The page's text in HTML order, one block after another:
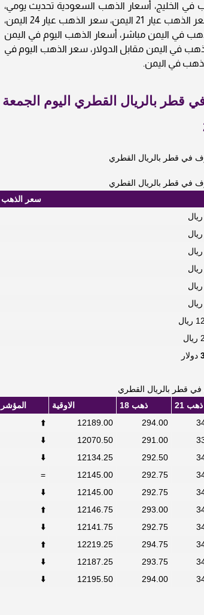
الخليج، أسعار الذهب السعودية تحديث يومي،
أسعار الذهب بالدولار في اليمن، سعر أونصة الذهب في اليمن، سعر الذهب عيار 21 اليمن، سعر الذهب عيار 24 اليمن،
أسعار الذهب في اليمن مباشر، أسعار الذهب اليوم في اليمن
في اليمن مقابل الدولار، سعر الذهب اليوم في
في اليمن.
قطر بالريال القطري اليوم الجمعة
في قطر بالريال القطري
في قطر بالريال القطري
سعر الذهب
دولار
في قطر بالريال القطري
ذهب 21 ذهب 18 الاوقية
المؤشر
294.00
12189.00
⬆️
291.00
12070.50
⬇️
292.50
12134.25
⬇️
292.75
12145.00
=
292.75
12145.00
⬇️
293.00
12146.75
⬆️
292.75
12141.75
⬇️
294.75
12219.25
⬆️
293.75
12187.25
⬇️
294.00
12195.50
⬇️